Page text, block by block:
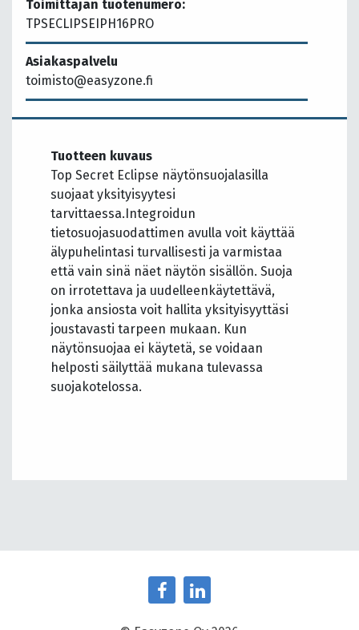
Toimittajan tuotenumero:
TPSECLIPSEIPH16PRO
Asiakaspalvelu
toimisto@easyzone.fi
Tuotteen kuvaus
Top Secret Eclipse näytönsuojalasilla
suojaat yksityisyytesi
tarvittaessa.Integroidun
tietosuojasuodattimen avulla voit käyttää
älypuhelintasi turvallisesti ja varmistaa
että vain sinä näet näytön sisällön. Suoja
on irrotettava ja uudelleenkäytettävä,
jonka ansiosta voit hallita yksityisyyttäsi
joustavasti tarpeen mukaan. Kun
näytönsuojaa ei käytetä, se voidaan
helposti säilyttää mukana tulevassa
suojakotelossa.